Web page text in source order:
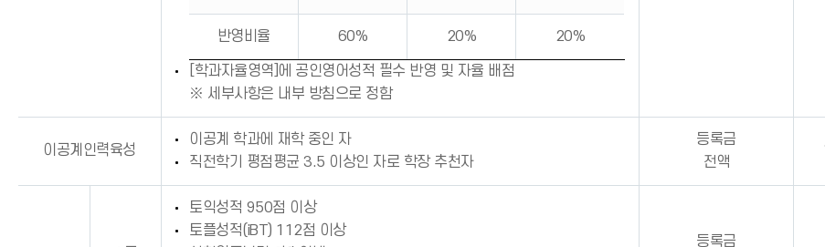
반영비율 60% 20% 20%
[학과자율영역]에 공인영어성적 필수 반영 및 자율 배점
※ 세부사항은 내부 방침으로 정함
이공계인력육성
이공계 학과에 재학 중인 자
직전학기 평점평균 3.5 이상인 자로 학장 추천자
등록금
전액
토익성적 950점 이상
토플성적(iBT) 112점 이상
등록금